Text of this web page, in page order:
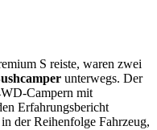
S reiste, waren zwei
unterwegs. Der
Campern mit
Erfahrungsbericht
der Reihenfolge Fahrzeug,